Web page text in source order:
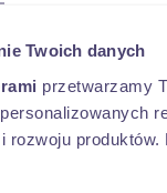
Twoich danych
przetwarzamy
rozwoju